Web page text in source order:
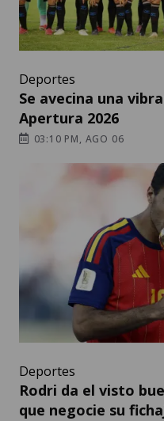
Deportes
Se avecina una
Apertura 2026
03:10 PM, AGO 06
Deportes
Rodri da el visto
que negocie su